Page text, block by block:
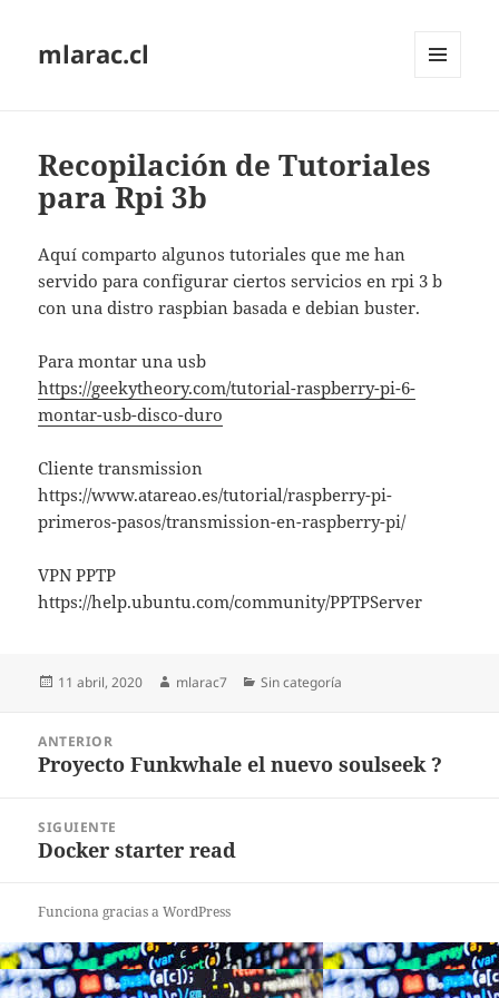
mlarac.cl
Recopilación de Tutoriales
para Rpi 3b
Aquí comparto algunos tutoriales que me han
servido para configurar ciertos servicios en rpi 3 b
con una distro raspbian basada e debian buster.
Para montar una usb
https://geekytheory.com/tutorial-raspberry-pi-6-
montar-usb-disco-duro
Cliente transmission
https://www.atareao.es/tutorial/raspberry-pi-
primeros-pasos/transmission-en-raspberry-pi/
VPN PPTP
https://help.ubuntu.com/community/PPTPServer
Publicado
11 abril, 2020 Autor
mlarac7 Categorías
Sin categoría
entradas
ANTERIOR
Entrada
Proyecto Funkwhale el nuevo soulseek ?
SIGUIENTE
Entrada
Docker starter read
Funciona gracias a WordPress